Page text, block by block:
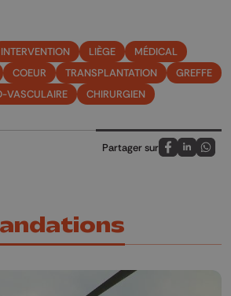
INTERVENTION LIÈGE
MÉDICAL
COEUR TRANSPLANTATION
GREFFE
VASCULAIRE
CHIRURGIEN
Partager sur
Partagez sur
Partagez